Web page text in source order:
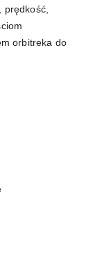
orbitreka do